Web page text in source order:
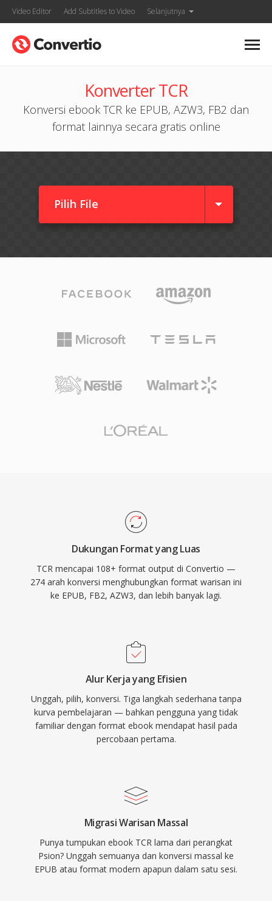
Video Editor Add Subtitles to Video Selanjutnya
Konverter TCR
Konversi ebook TCR ke EPUB, AZW3, FB2 dan
format lainnya secara gratis online
Pilih File
Dukungan Format yang Luas
TCR mencapai 108+ format output di Convertio —
274 arah konversi menghubungkan format warisan ini
ke EPUB, FB2, AZW3, dan lebih banyak lagi.
Alur Kerja yang Efisien
Unggah, pilih, konversi. Tiga langkah sederhana tanpa
kurva pembelajaran — bahkan pengguna yang tidak
familiar dengan format ebook mendapat hasil pada
percobaan pertama.
Migrasi Warisan Massal
Punya tumpukan ebook TCR lama dari perangkat
Psion? Unggah semuanya dan konversi massal ke
EPUB atau format modern apapun dalam satu sesi.